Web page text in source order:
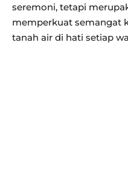
seremoni, tetapi
memperkuat semangat
tanah air di hati setiap